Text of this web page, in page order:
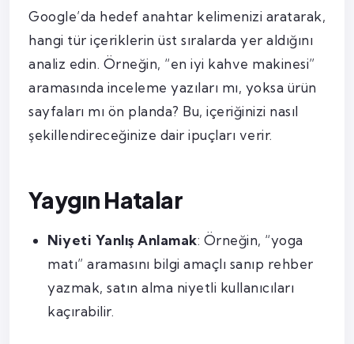
Google’da hedef anahtar kelimenizi aratarak,
hangi tür içeriklerin üst sıralarda yer aldığını
analiz edin. Örneğin, “en iyi kahve makinesi”
aramasında inceleme yazıları mı, yoksa ürün
sayfaları mı ön planda? Bu, içeriğinizi nasıl
şekillendireceğinize dair ipuçları verir.
Yaygın Hatalar
Niyeti Yanlış Anlamak: Örneğin, “yoga
matı” aramasını bilgi amaçlı sanıp rehber
yazmak, satın alma niyetli kullanıcıları
kaçırabilir.